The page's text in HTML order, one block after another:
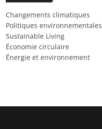
Changements climatiques
Politiques environnementales
Sustainable Living
Économie circulaire
Énergie et environnement